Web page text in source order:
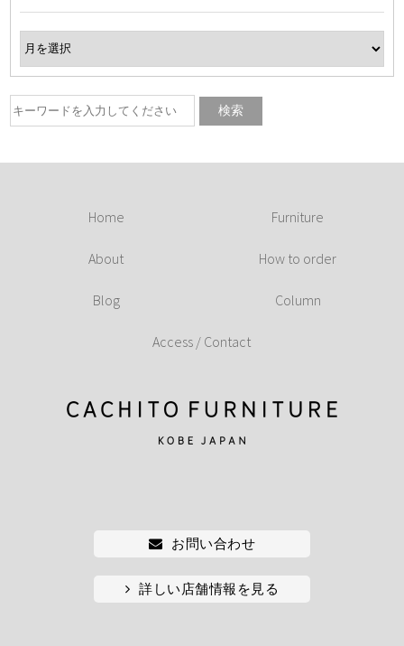
Home Furniture
About How to order
Blog Column
Access / Contact
お問い合わせ
詳しい店舗情報を見る